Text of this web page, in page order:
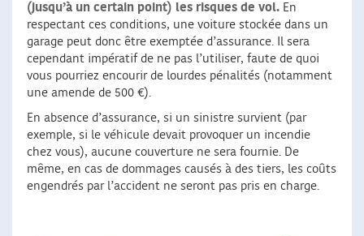
(jusqu’à un certain point) les risques de vol. En
respectant ces conditions, une voiture stockée dans un
garage peut donc être exemptée d’assurance. Il sera
cependant impératif de ne pas l’utiliser, faute de quoi
vous pourriez encourir de lourdes pénalités (notamment
une amende de 500 €).
En absence d’assurance, si un sinistre survient (par
exemple, si le véhicule devait provoquer un incendie
chez vous), aucune couverture ne sera fournie. De
même, en cas de dommages causés à des tiers, les coûts
engendrés par l’accident ne seront pas pris en charge.